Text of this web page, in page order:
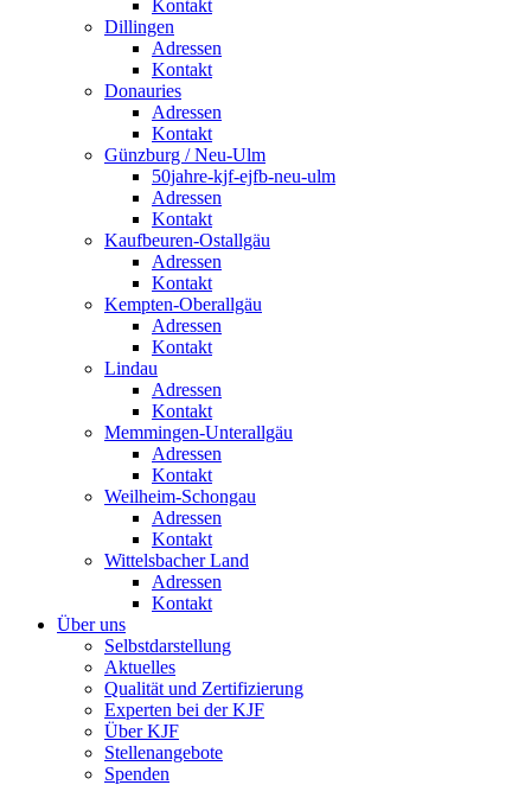
Kontakt
Dillingen
Adressen
Kontakt
Donauries
Adressen
Kontakt
Günzburg / Neu-Ulm
50jahre-kjf-ejfb-neu-ulm
Adressen
Kontakt
Kaufbeuren-Ostallgäu
Adressen
Kontakt
Kempten-Oberallgäu
Adressen
Kontakt
Lindau
Adressen
Kontakt
Memmingen-Unterallgäu
Adressen
Kontakt
Weilheim-Schongau
Adressen
Kontakt
Wittelsbacher Land
Adressen
Kontakt
Über uns
Selbstdarstellung
Aktuelles
Qualität und Zertifizierung
Experten bei der KJF
Über KJF
Stellenangebote
Spenden